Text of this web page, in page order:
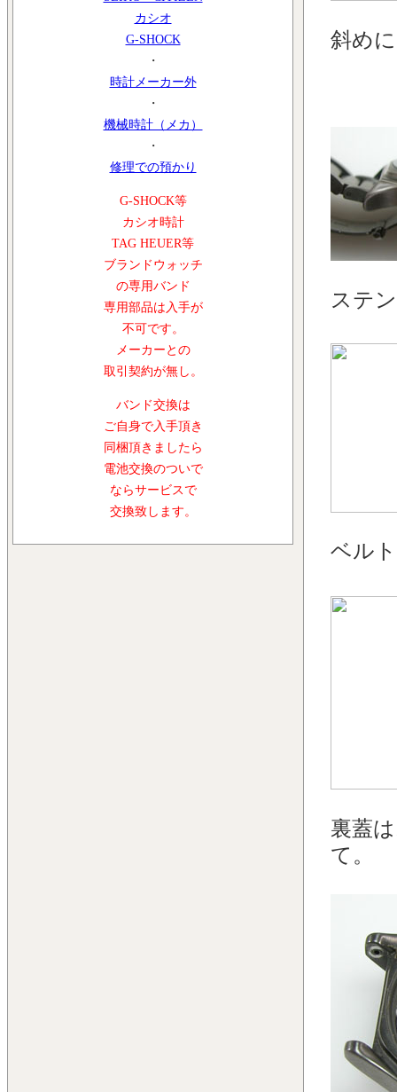
カシオ
G-SHOCK
・
時計メーカー外
・
機械時計（メカ）
・
修理での預かり
G-SHOCK等
カシオ時計
TAG HEUER等
ブランドウォッチ
の専用バンド
専用部品は入手が
不可です。
メーカーとの
取引契約が無し。
バンド交換は
ご自身で入手頂き
同梱頂きましたら
電池交換のついで
ならサービスで
交換致します。
斜め
ステ
ベル
裏蓋
て。